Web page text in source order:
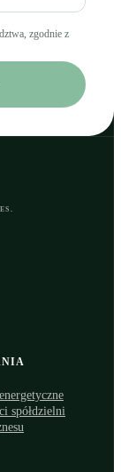
zgodnie z
spółdzielni